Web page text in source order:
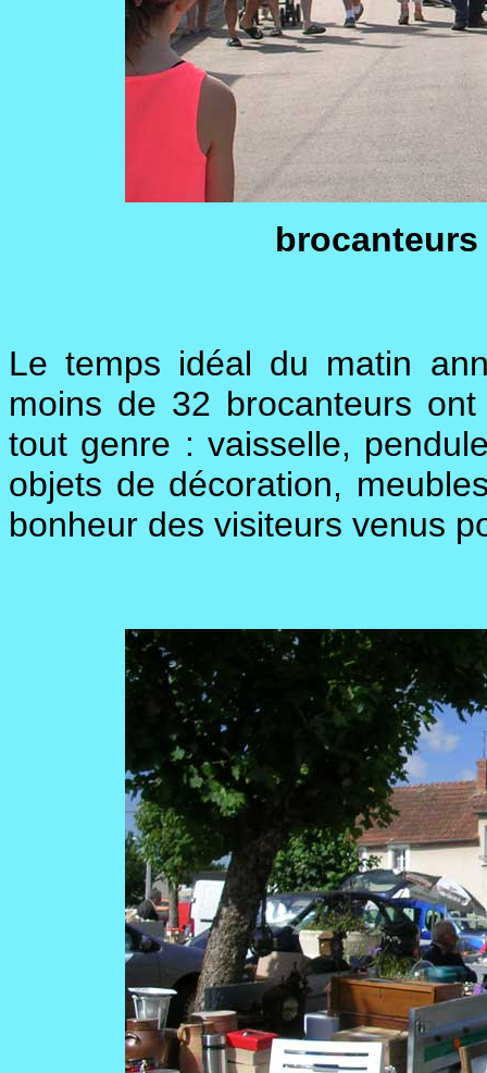
brocanteurs
Le temps idéal du matin
moins de 32 brocanteurs
tout genre : vaisselle,
objets de décoration,
bonheur des visiteurs venus